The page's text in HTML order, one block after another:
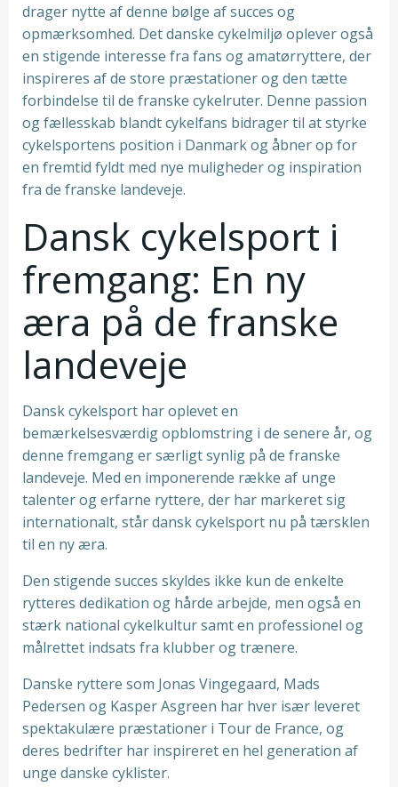
drager nytte af denne bølge af succes og
opmærksomhed. Det danske cykelmiljø oplever også
en stigende interesse fra fans og amatørryttere, der
inspireres af de store præstationer og den tætte
forbindelse til de franske cykelruter. Denne passion
og fællesskab blandt cykelfans bidrager til at styrke
cykelsportens position i Danmark og åbner op for
en fremtid fyldt med nye muligheder og inspiration
fra de franske landeveje.
Dansk cykelsport i
fremgang: En ny
æra på de franske
landeveje
Dansk cykelsport har oplevet en
bemærkelsesværdig opblomstring i de senere år, og
denne fremgang er særligt synlig på de franske
landeveje. Med en imponerende række af unge
talenter og erfarne ryttere, der har markeret sig
internationalt, står dansk cykelsport nu på tærsklen
til en ny æra.
Den stigende succes skyldes ikke kun de enkelte
rytteres dedikation og hårde arbejde, men også en
stærk national cykelkultur samt en professionel og
målrettet indsats fra klubber og trænere.
Danske ryttere som Jonas Vingegaard, Mads
Pedersen og Kasper Asgreen har hver især leveret
spektakulære præstationer i Tour de France, og
deres bedrifter har inspireret en hel generation af
unge danske cyklister.